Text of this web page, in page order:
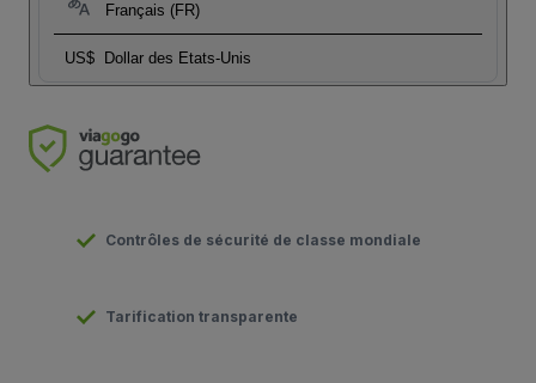
Français (FR)
US$ Dollar des Etats-Unis
Contrôles de sécurité de classe mondiale
Tarification transparente